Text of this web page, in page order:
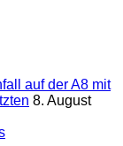
auf der A8 mit
8. August